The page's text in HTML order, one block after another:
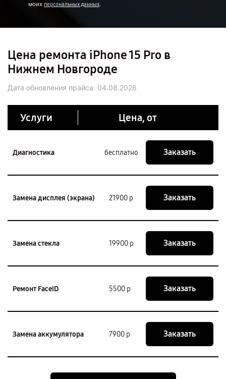
моих персональных данных.
Цена ремонта iPhone 15 Pro в
Нижнем Новгороде
Дата обновления прайса: 04.08.2026
Услуги Цена, от
Диагностика бесплатно Заказать
Замена дисплея (экрана) 21900 р Заказать
Замена стекла 19900 р Заказать
Ремонт FaceID 5500 р Заказать
Замена аккумулятора 7900 р Заказать